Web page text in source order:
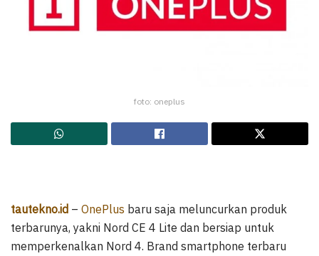
foto: oneplus
tautekno.id – OnePlus baru saja meluncurkan produk
terbarunya, yakni Nord CE 4 Lite dan bersiap untuk
memperkenalkan Nord 4. Brand smartphone terbaru